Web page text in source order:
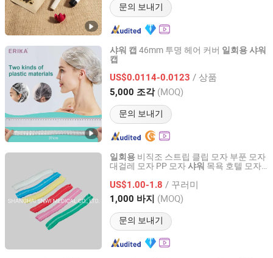
문의 보내기
샤워 캡 46mm 투명 헤어 커버 일회용샤워
캡
US$0.0114-0.0123 / 상품
5,000 조각 (MOQ)
문의 보내기
Jiangmen Xinwei Cosmetics Co., Ltd.
Guangdong, China 이후 2019
일회용 비직조 스트립 클립 모자 부푼 모자
대걸레 모자 PP 모자샤워 목욕 호텔 모자
US$1.00-1.8 / 꾸러미
1,000 바지 (MOQ)
문의 보내기
SHANGHAI SNWI MEDICAL CO., LTD.
Shanghai, China 이후 2020